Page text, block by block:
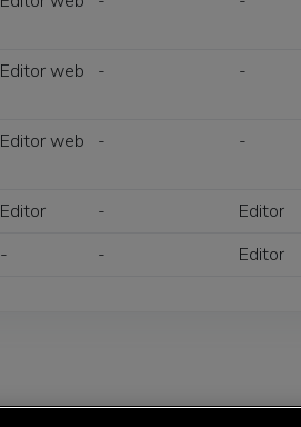
Editor web - -
Editor web - -
Editor - Editor
- - Editor